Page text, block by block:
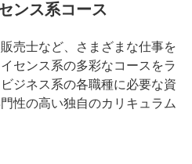
ンス系コース
売士など、さまざまな仕事を
センス系の多彩なコースをラ
ジネス系の各職種に必要な資
性の高い独自のカリキュラム